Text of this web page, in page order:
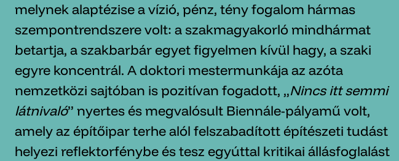
melynek alaptézise a vízió, pénz, tény fogalom hármas
szempontrendszere volt: a szakmagyakorló mindhármat
betartja, a szakbarbár egyet figyelmen kívül hagy, a szaki
egyre koncentrál. A doktori mestermunkája az azóta
nemzetközi sajtóban is pozitívan fogadott, „Nincs itt semmi
látnivaló” nyertes és megvalósult Biennále-pályamű volt,
amely az építőipar terhe alól felszabadított építészeti tudást
helyezi reflektorfénybe és tesz egyúttal kritikai állásfoglalást